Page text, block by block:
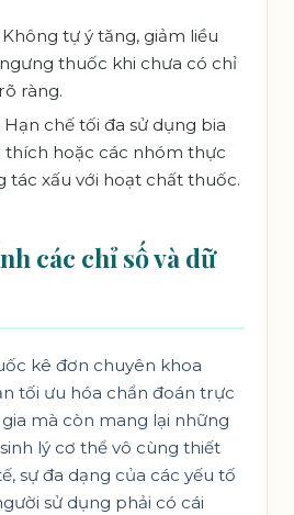
Không tự ý tăng, giảm liều
thuốc khi chưa có chỉ
ràng.
Hạn chế tối đa sử dụng bia
thích hoặc các nhóm thực
tác xấu với hoạt chất thuốc.
các chỉ số và dữ
kê đơn chuyên khoa
tối ưu hóa chẩn đoán trực
mà còn mang lại những
lý cơ thể vô cùng thiết
sự đa dạng của các yếu tố
sử dụng phải có cái